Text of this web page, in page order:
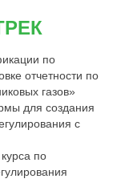
по
отчетности по
газов»
для создания
с
по